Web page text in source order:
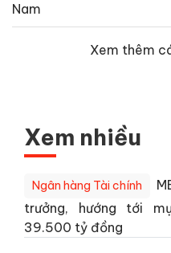
Nam
Xem thêm
Xem nhiều
Ngân hàng Tài chính
trưởng, hướng tới
39.500 tỷ đồng